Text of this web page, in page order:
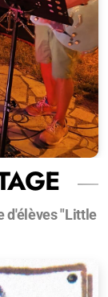
d'élèves "Little